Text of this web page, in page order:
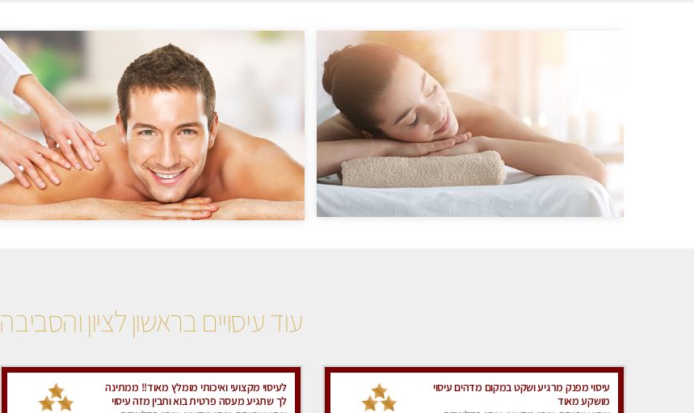
עוד עיסויים בראשון לציון והסביבה
עיסוי מפנק מרגיע ושקט במקום מדהים עיסוי
מושקע מאוד
לעיסוי מקצועי ואיכותי מומלץ מאוד!! ממתינה
לך שתגיע מעסה פרטית בוא ותבין מזה עיסוי